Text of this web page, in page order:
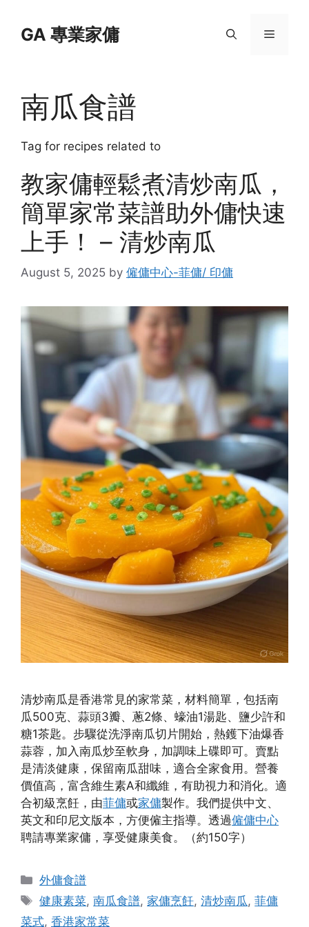
contentGA 專業家傭 Menu
南瓜食譜
Tag for recipes related to
教家傭輕鬆煮清炒南瓜，
簡單家常菜譜助外傭快速
上手！ – 清炒南瓜
August 5, 2025 by 僱傭中心-菲傭/ 印傭
清炒南瓜是香港常見的家常菜，材料簡單，包括南
瓜500克、蒜頭3瓣、蔥2條、蠔油1湯匙、鹽少許和
糖1茶匙。步驟從洗淨南瓜切片開始，熱鑊下油爆香
蒜蓉，加入南瓜炒至軟身，加調味上碟即可。賣點
是清淡健康，保留南瓜甜味，適合全家食用。營養
價值高，富含維生素A和纖維，有助視力和消化。適
合初級烹飪，由菲傭或家傭製作。我們提供中文、
英文和印尼文版本，方便僱主指導。透過僱傭中心
聘請專業家傭，享受健康美食。（約150字）
Categories
外傭食譜
Tags
健康素菜,南瓜食譜, 家傭烹飪,清炒南瓜 ,菲傭
菜式, 香港家常菜